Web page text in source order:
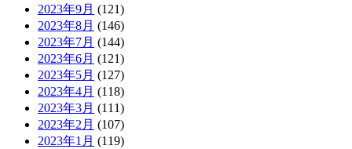
2023年9月 (121)
2023年8月 (146)
2023年7月 (144)
2023年6月 (121)
2023年5月 (127)
2023年4月 (118)
2023年3月 (111)
2023年2月 (107)
2023年1月 (119)